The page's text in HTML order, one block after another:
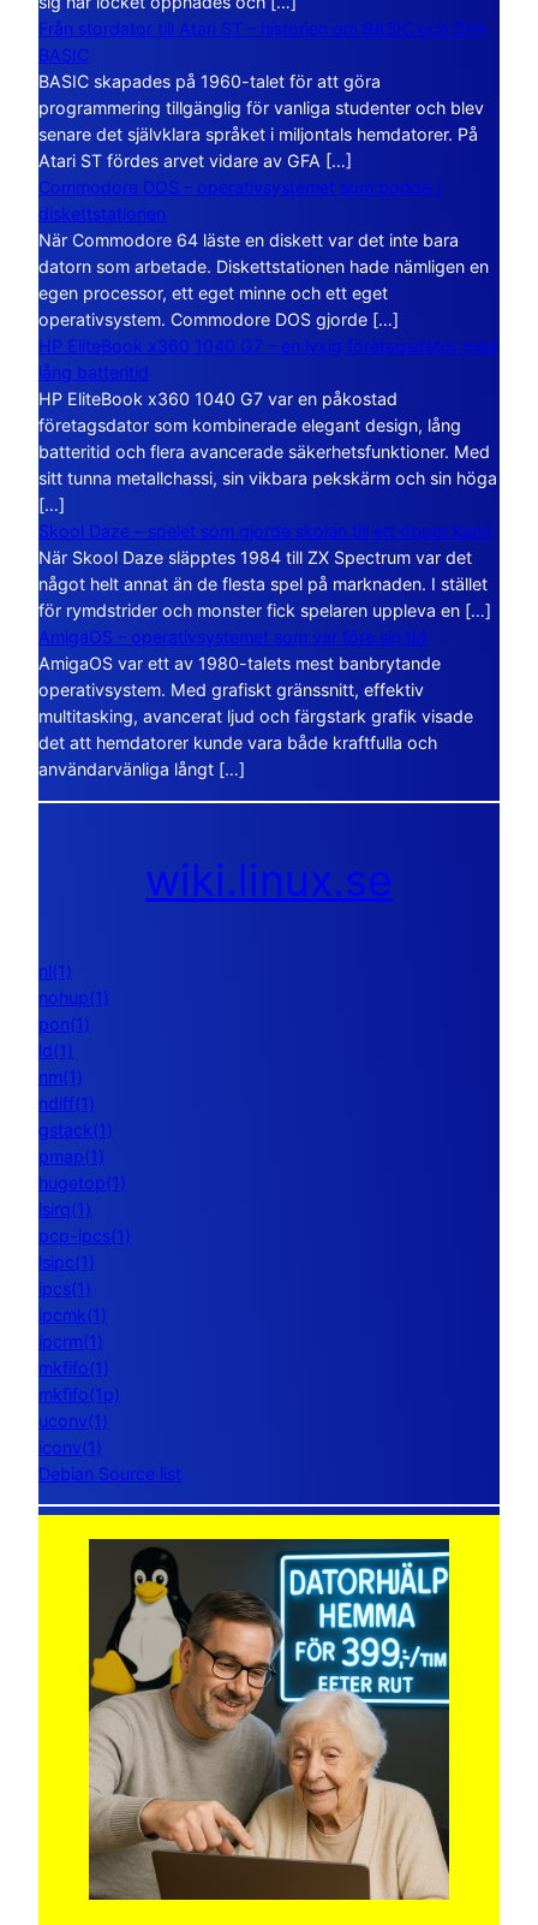
Från stordator till Atari ST – historien om BASIC och GFA
BASIC
BASIC skapades på 1960-talet för att göra
programmering tillgänglig för vanliga studenter och blev
senare det självklara språket i miljontals hemdatorer. På
Atari ST fördes arvet vidare av GFA […]
Commodore DOS – operativsystemet som bodde i
diskettstationen
När Commodore 64 läste en diskett var det inte bara
datorn som arbetade. Diskettstationen hade nämligen en
egen processor, ett eget minne och ett eget
operativsystem. Commodore DOS gjorde […]
HP EliteBook x360 1040 G7 – en lyxig företagsdator med
lång batteritid
HP EliteBook x360 1040 G7 var en påkostad
företagsdator som kombinerade elegant design, lång
batteritid och flera avancerade säkerhetsfunktioner. Med
sitt tunna metallchassi, sin vikbara pekskärm och sin höga
[…]
Skool Daze – spelet som gjorde skolan till ett öppet kaos
När Skool Daze släpptes 1984 till ZX Spectrum var det
något helt annat än de flesta spel på marknaden. I stället
för rymdstrider och monster fick spelaren uppleva en […]
AmigaOS – operativsystemet som var före sin tid
AmigaOS var ett av 1980-talets mest banbrytande
operativsystem. Med grafiskt gränssnitt, effektiv
multitasking, avancerat ljud och färgstark grafik visade
det att hemdatorer kunde vara både kraftfulla och
användarvänliga långt […]
wiki.linux.se
nl(1)
nohup(1)
pon(1)
ld(1)
nm(1)
ndiff(1)
gstack(1)
pmap(1)
hugetop(1)
lsirq(1)
pcp-ipcs(1)
lsipc(1)
ipcs(1)
ipcmk(1)
ipcrm(1)
mkfifo(1)
mkfifo(1p)
uconv(1)
iconv(1)
Debian Source list